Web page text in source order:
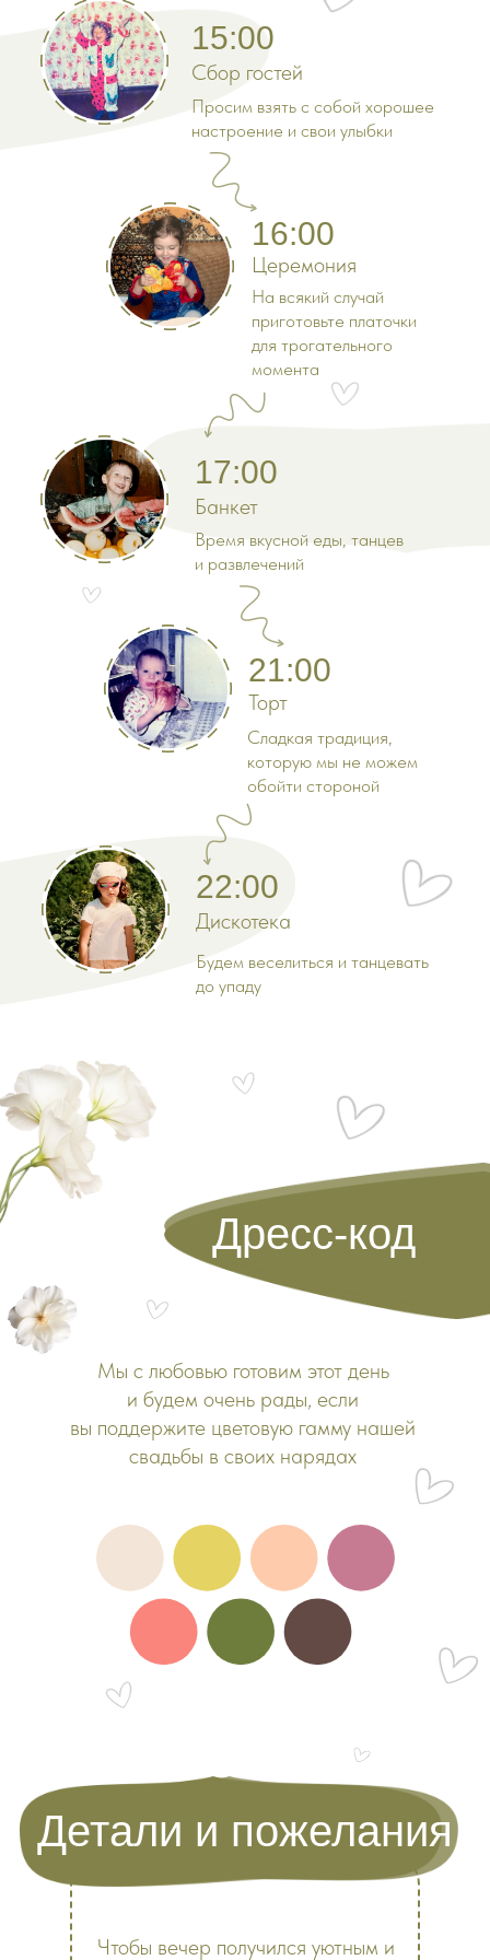
Детали и пожелания
17:00
Время вкусной еды, танцев
и развлечений
Банкет
22:00
Будем веселиться и танцевать
до упаду
Дискотека
21:00
Сладкая традиция,
которую мы не можем
обойти стороной
Торт
16:00
На всякий случай
приготовьте платочки
для трогательного
момента
Церемония
15:00
Просим взять с собой хорошее
настроение и свои улыбки
Сбор гостей
Дресс-код
Чтобы вечер получился уютным и
Мы с любовью готовим этот день
и будем очень рады, если
вы поддержите цветовую гамму нашей
свадьбы в своих нарядах